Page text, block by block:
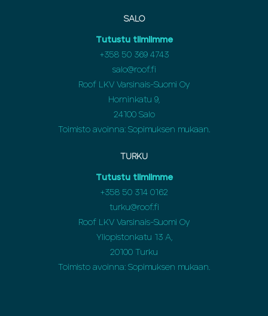
SALO
Tutustu tiimiimme
+358 50 369 4743
salo@roof.fi
Roof LKV Varsinais-Suomi Oy
Horninkatu 9,
24100 Salo
Toimisto avoinna: Sopimuksen mukaan.
TURKU
Tutustu tiimiimme
+358 50 314 0162
turku@roof.fi
Roof LKV Varsinais-Suomi Oy
Yliopistonkatu 13 A,
20100 Turku
Toimisto avoinna: Sopimuksen mukaan.